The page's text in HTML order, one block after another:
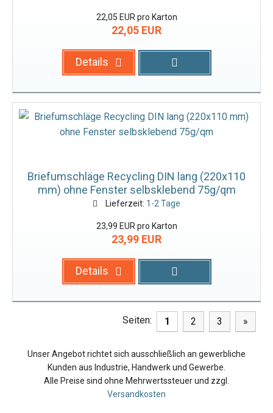
22,05 EUR pro Karton
22,05 EUR
Details
Briefumschläge Recycling DIN lang (220x110
mm) ohne Fenster selbsklebend 75g/qm
Lieferzeit: 1-2 Tage
23,99 EUR pro Karton
23,99 EUR
Details
Seiten: 1 2 3 »
Unser Angebot richtet sich ausschließlich an gewerbliche
Kunden aus Industrie, Handwerk und Gewerbe.
Alle Preise sind ohne Mehrwertssteuer und zzgl.
Versandkosten